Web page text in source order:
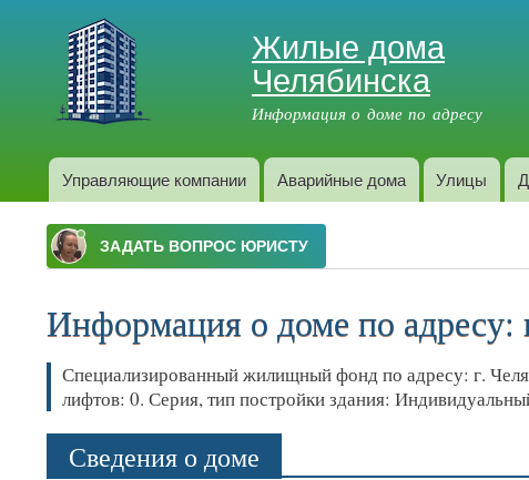
Жилые дома
Челябинска
Информация о доме по адресу
Главное меню
Управляющие компании Аварийные дома Улицы
Информация о доме по
Специализированный жилищный фонд по адресу: г.
лифтов: 0. Серия, тип постройки здания:
Сведения о доме